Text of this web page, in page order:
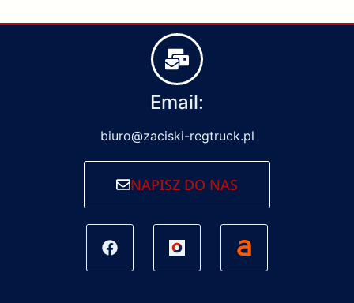
Email:
biuro@zaciski-regtruck.pl
NAPISZ DO NAS